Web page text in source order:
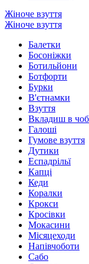
Жіноче взуття
Жіноче взуття
Балетки
Босоніжки
Ботильйони
Ботфорти
Бурки
В'єтнамки
Взуття
Вкладиш в
Галоші
Гумове взуття
Дутики
Еспадрільї
Капці
Кеди
Коралки
Крокси
Кросівки
Мокасини
Місяцеходи
Напівчоботи
Сабо